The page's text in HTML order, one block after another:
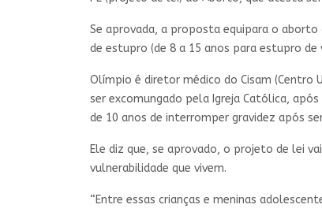
Se aprovada, a proposta equipara o aborto
de estupro (de 8 a 15 anos para estupro
Olímpio é diretor médico do Cisam (Centro
ser excomungado pela Igreja Católica,
de 10 anos de interromper gravidez após
Ele diz que, se aprovado, o projeto de lei
vulnerabilidade que vivem.
“Entre essas crianças e meninas